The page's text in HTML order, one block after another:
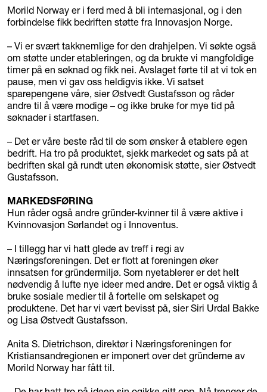
Morild Norway er i ferd med å bli internasjonal, og i den
forbindelse fikk bedriften støtte fra Innovasjon Norge.
– Vi er svært takknemlige for den drahjelpen. Vi søkte også
om støtte under etableringen, og da brukte vi mangfoldige
timer på en søknad og fikk nei. Avslaget førte til at vi tok en
pause, men vi gav oss heldigvis ikke. Vi satset
sparepengene våre, sier Østvedt Gustafsson og råder
andre til å være modige – og ikke bruke for mye tid på
søknader i startfasen.
– Det er våre beste råd til de som ønsker å etablere egen
bedrift. Ha tro på produktet, sjekk markedet og sats på at
bedriften skal gå rundt uten økonomisk støtte, sier Østvedt
Gustafsson.
MARKEDSFØRING
Hun råder også andre gründer-kvinner til å være aktive i
Kvinnovasjon Sørlandet og i Innoventus.
– I tillegg har vi hatt glede av treff i regi av
Næringsforeningen. Det er flott at foreningen øker
innsatsen for gründermiljø. Som nyetablerer er det helt
nødvendig å lufte nye ideer med andre. Det er også viktig å
bruke sosiale medier til å fortelle om selskapet og
produktene. Det har vi vært bevisst på, sier Siri Urdal Bakke
og Lisa Østvedt Gustafsson.
Anita S. Dietrichson, direktør i Næringsforeningen for
Kristiansandregionen er imponert over det gründerne av
Morild Norway har fått til.